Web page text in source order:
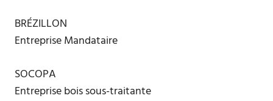
BRÉZILLON
Entreprise Mandataire
SOCOPA
Entreprise bois sous-traitante